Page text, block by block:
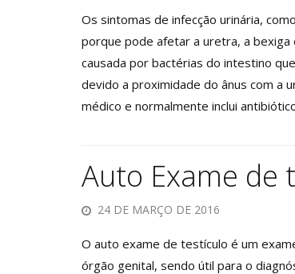
Os sintomas de infecção urinária,
porque pode afetar a uretra, a bexiga
causada por bactérias do intestino
devido a proximidade do ânus com a
médico e normalmente inclui
Auto Exame de
24 DE MARÇO DE 2016
O auto exame de testículo é um
órgão genital, sendo útil para o